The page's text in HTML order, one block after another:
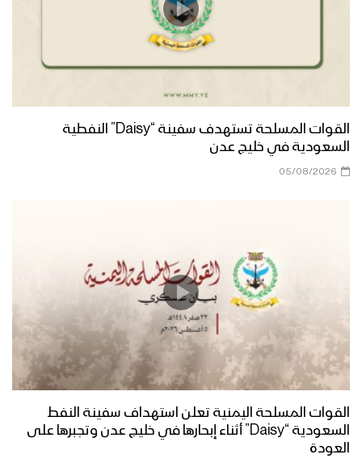
القوات المسلحة تستهدف سفينة “Daisy” النفطية
السعودية في خليج عدن
05/08/2026
القوات المسلحة اليمنية تعلن استهداف سفينة النفط
السعودية “Daisy” أثناء إبحارها في خليج عدن وتجبرها على
العودة